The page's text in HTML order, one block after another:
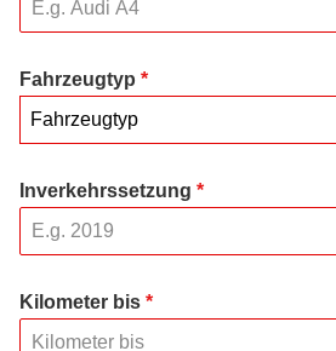
Fahrzeugtyp *
Fahrzeugtyp
Inverkehrssetzung *
Kilometer bis *